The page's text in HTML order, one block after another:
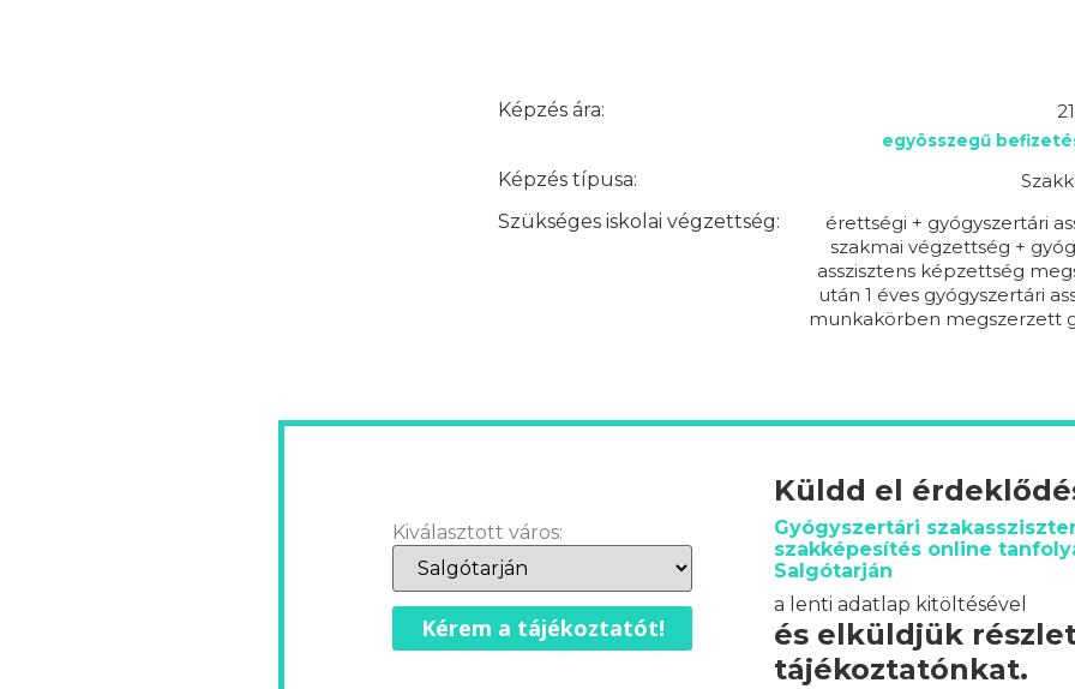
Képzés ára:
egyösszegű
Képzés típusa:
Szükséges iskolai végzettség:
érettségi + gyógyszertári
szakmai végzettség +
asszisztens képzettség
után 1 éves gyógyszertári
munkakörben megszerzett
Kiválasztott város:
Kérem a tájékoztatót!
Küldd el
Gyógyszertári
szakképesítés online
Salgótarján
a lenti adatlap kitöltésével
és elküldjük
tájékoztatónkat.